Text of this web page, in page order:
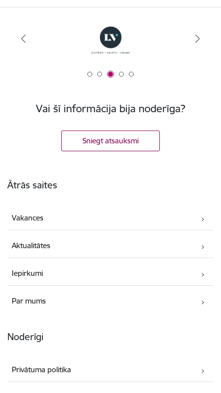
Vai šī informācija bija noderīga?
Sniegt atsauksmi
Ātrās saites
Vakances
Aktualitātes
Iepirkumi
Par mums
Noderīgi
Privātuma politika